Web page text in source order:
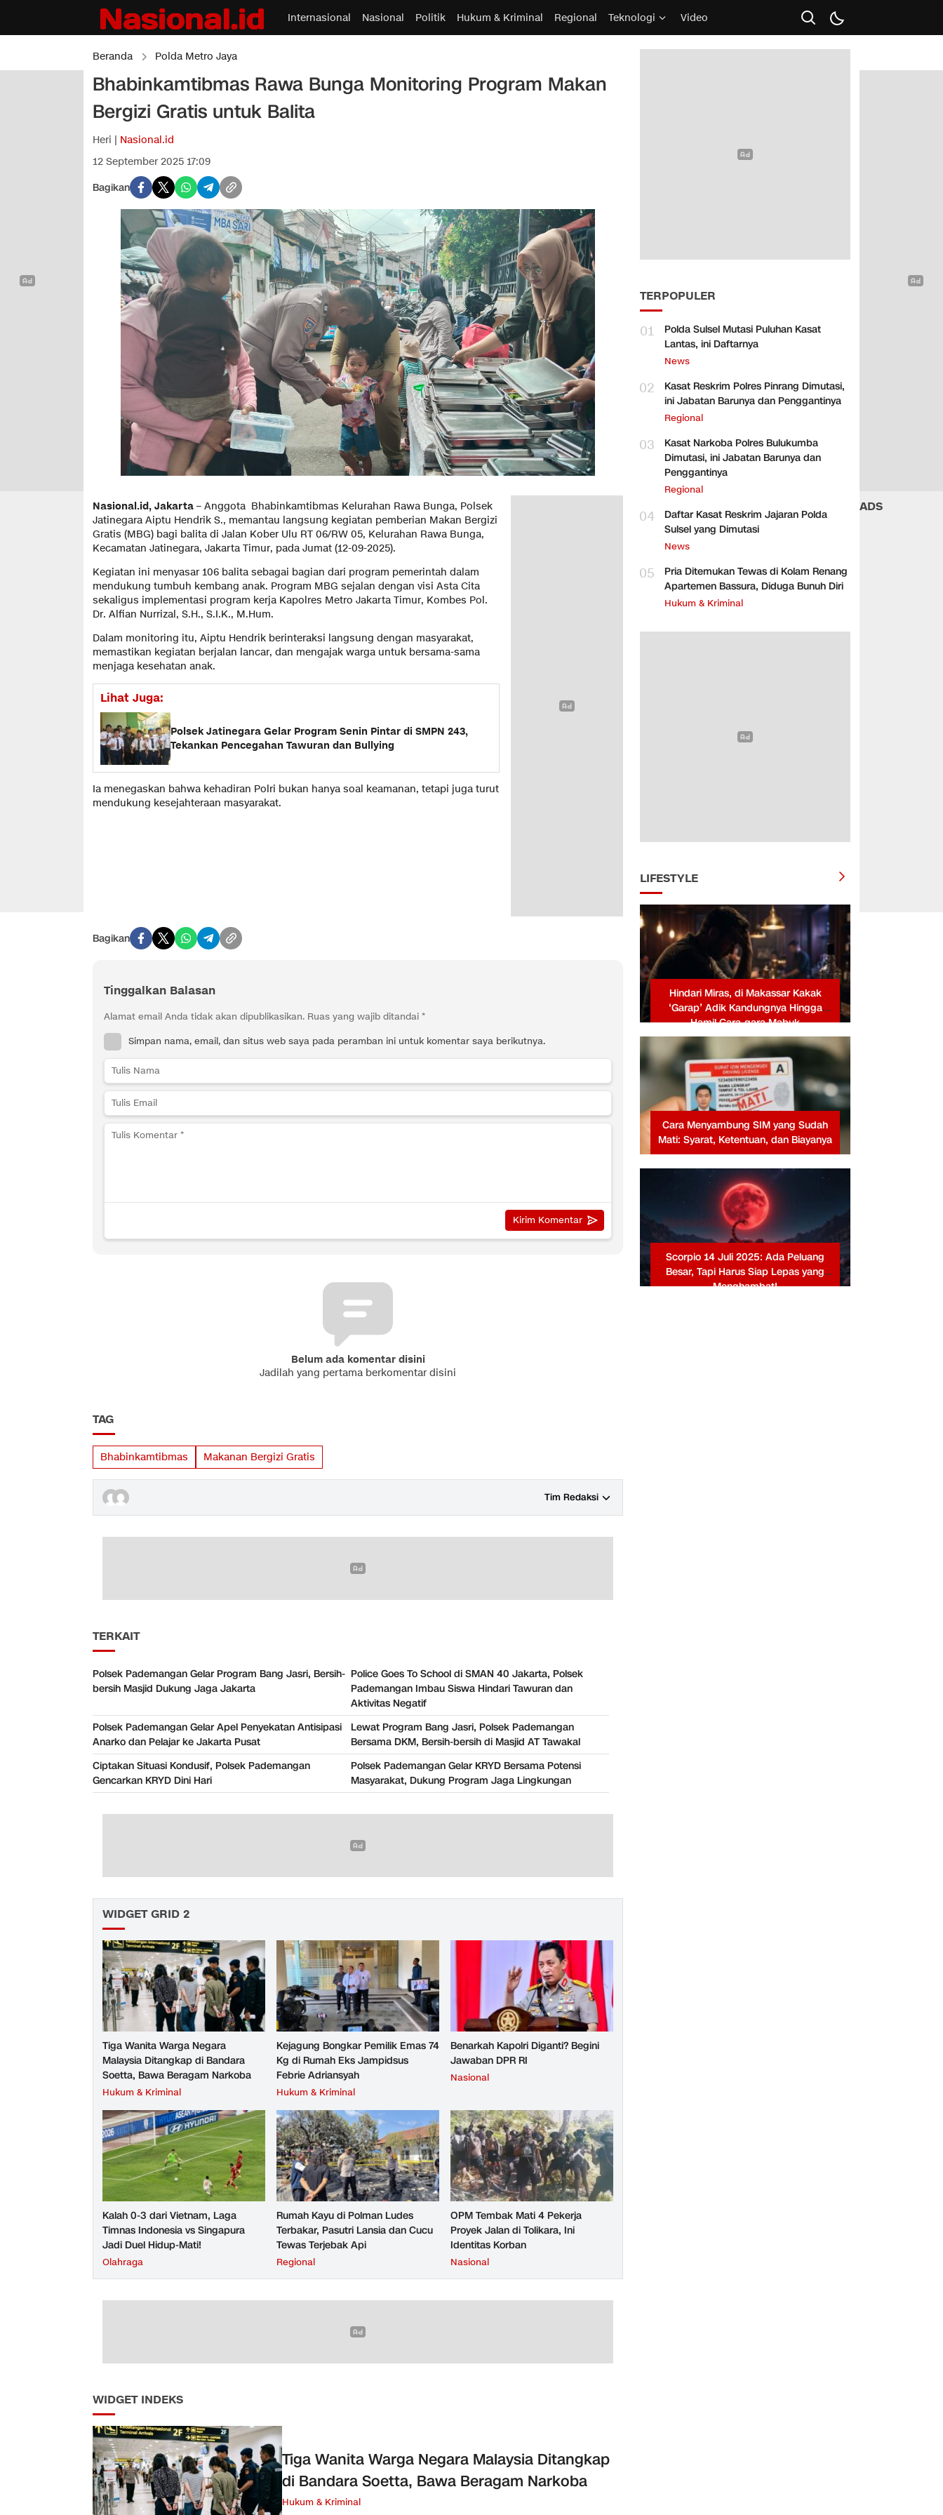
Internasional Nasional Politik Hukum & Kriminal Regional Teknologi Video
Beranda Polda Metro Jaya
Bhabinkamtibmas Rawa Bunga Monitoring Program Makan
Bergizi Gratis untuk Balita
Heri | Nasional.id
12 September 2025 17:09
Bagikan
Nasional.id, Jakarta – Anggota Bhabinkamtibmas Kelurahan Rawa Bunga, Polsek
Jatinegara Aiptu Hendrik S., memantau langsung kegiatan pemberian Makan Bergizi
Gratis (MBG) bagi balita di Jalan Kober Ulu RT 06/RW 05, Kelurahan Rawa Bunga,
Kecamatan Jatinegara, Jakarta Timur, pada Jumat (12-09-2025).
Kegiatan ini menyasar 106 balita sebagai bagian dari program pemerintah dalam
mendukung tumbuh kembang anak. Program MBG sejalan dengan visi Asta Cita
sekaligus implementasi program kerja Kapolres Metro Jakarta Timur, Kombes Pol.
Dr. Alfian Nurrizal, S.H., S.I.K., M.Hum.
Dalam monitoring itu, Aiptu Hendrik berinteraksi langsung dengan masyarakat,
memastikan kegiatan berjalan lancar, dan mengajak warga untuk bersama-sama
menjaga kesehatan anak.
Lihat Juga:
Polsek Jatinegara Gelar Program Senin Pintar di SMPN 243,
Tekankan Pencegahan Tawuran dan Bullying
Ia menegaskan bahwa kehadiran Polri bukan hanya soal keamanan, tetapi juga turut
mendukung kesejahteraan masyarakat.
Bagikan
Tinggalkan Balasan
Alamat email Anda tidak akan dipublikasikan. Ruas yang wajib ditandai *
Simpan nama, email, dan situs web saya pada peramban ini untuk komentar saya berikutnya.
Belum ada komentar disini
Jadilah yang pertama berkomentar disini
TAG
Bhabinkamtibmas Makanan Bergizi Gratis
Tim Redaksi
TERKAIT
Polsek Pademangan Gelar Program Bang Jasri, Bersih-
bersih Masjid Dukung Jaga Jakarta
Police Goes To School di SMAN 40 Jakarta, Polsek
Pademangan Imbau Siswa Hindari Tawuran dan
Aktivitas Negatif
Polsek Pademangan Gelar Apel Penyekatan Antisipasi
Anarko dan Pelajar ke Jakarta Pusat
Lewat Program Bang Jasri, Polsek Pademangan
Bersama DKM, Bersih-bersih di Masjid AT Tawakal
Ciptakan Situasi Kondusif, Polsek Pademangan
Gencarkan KRYD Dini Hari
Polsek Pademangan Gelar KRYD Bersama Potensi
Masyarakat, Dukung Program Jaga Lingkungan
WIDGET GRID 2
Tiga Wanita Warga Negara
Malaysia Ditangkap di Bandara
Soetta, Bawa Beragam Narkoba
Hukum & Kriminal
Kejagung Bongkar Pemilik Emas 74
Kg di Rumah Eks Jampidsus
Febrie Adriansyah
Hukum & Kriminal
Benarkah Kapolri Diganti? Begini
Jawaban DPR RI
Nasional
Kalah 0-3 dari Vietnam, Laga
Timnas Indonesia vs Singapura
Jadi Duel Hidup-Mati!
Olahraga
Rumah Kayu di Polman Ludes
Terbakar, Pasutri Lansia dan Cucu
Tewas Terjebak Api
Regional
OPM Tembak Mati 4 Pekerja
Proyek Jalan di Tolikara, Ini
Identitas Korban
Nasional
WIDGET INDEKS
Tiga Wanita Warga Negara Malaysia Ditangkap
di Bandara Soetta, Bawa Beragam Narkoba
Hukum & Kriminal
TERPOPULER
01
Polda Sulsel Mutasi Puluhan Kasat
Lantas, ini Daftarnya
News
02
Kasat Reskrim Polres Pinrang Dimutasi,
ini Jabatan Barunya dan Penggantinya
Regional
03
Kasat Narkoba Polres Bulukumba
Dimutasi, ini Jabatan Barunya dan
Penggantinya
Regional
04
Daftar Kasat Reskrim Jajaran Polda
Sulsel yang Dimutasi
News
05
Pria Ditemukan Tewas di Kolam Renang
Apartemen Bassura, Diduga Bunuh Diri
Hukum & Kriminal
LIFESTYLE
Hindari Miras, di Makassar Kakak
‘Garap’ Adik Kandungnya Hingga
Hamil Gara-gara Mabuk
Cara Menyambung SIM yang Sudah
Mati: Syarat, Ketentuan, dan Biayanya
Scorpio 14 Juli 2025: Ada Peluang
Besar, Tapi Harus Siap Lepas yang
Menghambat!
ADS